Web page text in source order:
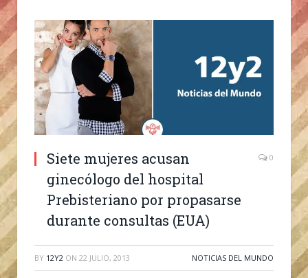
Siete mujeres acusan
ginecólogo del hospital
Prebisteriano por propasarse
durante consultas (EUA)
0
BY 12Y2 ON 22 JULIO, 2013 NOTICIAS DEL MUNDO